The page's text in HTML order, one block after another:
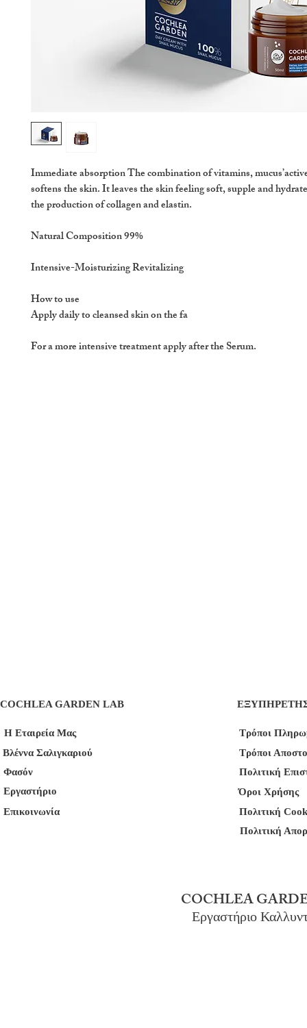
Immediate absorption The combination of vitamins,
softens the skin. It leaves the skin feeling soft, supple and
the production of collagen and elastin.
Natural Composition 99%
Intensive-Moisturizing Revitalizing
How to use
Apply daily to cleansed skin on the fa
For a more intensive treatment apply after the Serum.
COCHLEA GARDEN LAB
Η Εταιρεία Μας
Βλέννα Σαλιγκαριού
Φασόν
Εργαστήριο
Επικοινωνία
Τρόποι
Τρόποι
Πολιτική
Όροι Χρήσης
Πολιτική
Πολιτική
COCHLEA
Εργαστήριο